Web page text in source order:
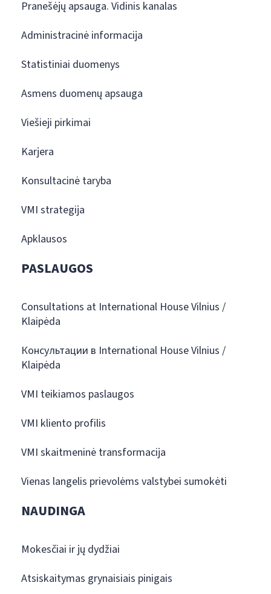
Pranešėjų apsauga. Vidinis kanalas
Administracinė informacija
Statistiniai duomenys
Asmens duomenų apsauga
Viešieji pirkimai
Karjera
Konsultacinė taryba
VMI strategija
Apklausos
PASLAUGOS
Consultations at International House Vilnius /
Klaipėda
Консультации в International House Vilnius /
Klaipėda
VMI teikiamos paslaugos
VMI kliento profilis
VMI skaitmeninė transformacija
Vienas langelis prievolėms valstybei sumokėti
NAUDINGA
Mokesčiai ir jų dydžiai
Atsiskaitymas grynaisiais pinigais